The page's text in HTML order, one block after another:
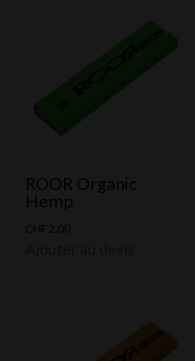
ROOR Organic
Hemp
CHF 2.00